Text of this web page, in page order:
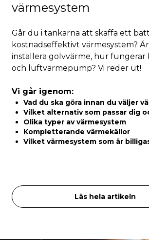
värmesystem
Går du i tankarna att skaffa ett
kostnadseffektivt värmesystem?
installera golvvärme, hur fungerar
och luftvärmepump? Vi reder ut!
Vi går igenom:
Vad du ska göra innan du väljer
Vilket alternativ som passar dig
Olika typer av värmesystem
Kompletterande värmekällor
Vilket värmesystem som är
Läs hela artikeln